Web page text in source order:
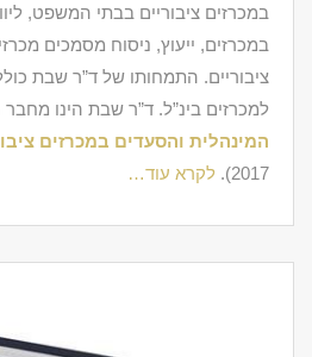
במכרזים ציבוריים בבתי המשפט,
במכרזים, ייעוץ, ניסוח מסמכים
ציבוריים. התמחותו של ד”ר שבת
למכרזים בינ”ל. ד”ר שבת הינו
המינהלית והסעדים במכרזים
2017).
לקרא עוד…